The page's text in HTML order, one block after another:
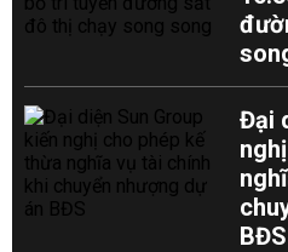
Đại
BĐS